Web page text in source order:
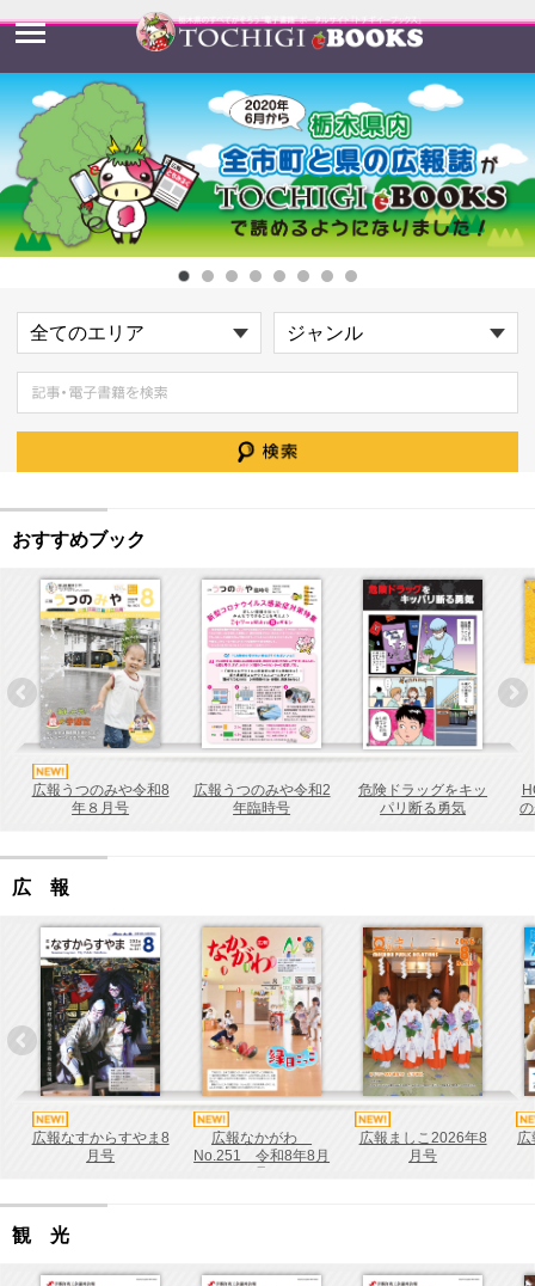
おすすめブック
広報うつのみや令和8
年８月号
広報うつのみや令和2
年臨時号
危険ドラッグをキッ
パリ断る勇気
広 報
広報なすからすやま8
月号
広報なかがわ
No.251 令和8年8月
広報ましこ2026年8
月号
観 光